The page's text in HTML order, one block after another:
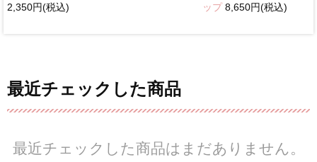
2,350円(税込)
ップ8,650円(税込)
最近チェックした商品
最近チェックした商品はまだありません。